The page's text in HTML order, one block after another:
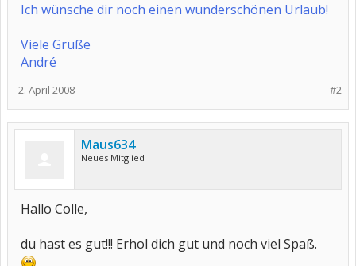
Ich wünsche dir noch einen wunderschönen Urlaub!
Viele Grüße
André
#2
2. April 2008
Maus634
Neues Mitglied
Hallo Colle,
du hast es gut!!! Erhol dich gut und noch viel Spaß.